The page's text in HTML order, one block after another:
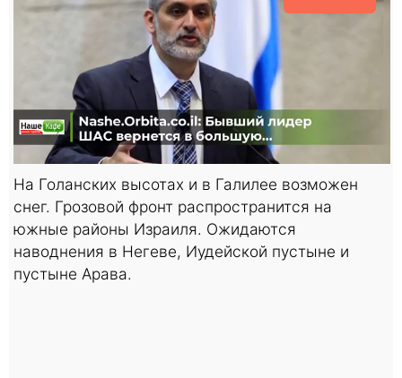
На Голанских высотах и в Галилее возможен
снег. Грозовой фронт распространится на
южные районы Израиля. Ожидаются
наводнения в Негеве, Иудейской пустыне и
пустыне Арава.